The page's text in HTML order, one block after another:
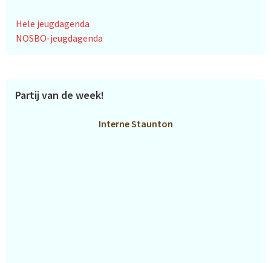
Hele jeugdagenda
NOSBO-jeugdagenda
Partij van de week!
Interne Staunton